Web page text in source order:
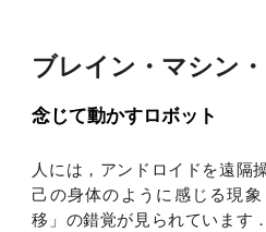
ブレイン・マシン
念じて動かすロボット
人には，アンドロイドを遠隔
己の身体のように感じる現
移」の錯覚が見られています